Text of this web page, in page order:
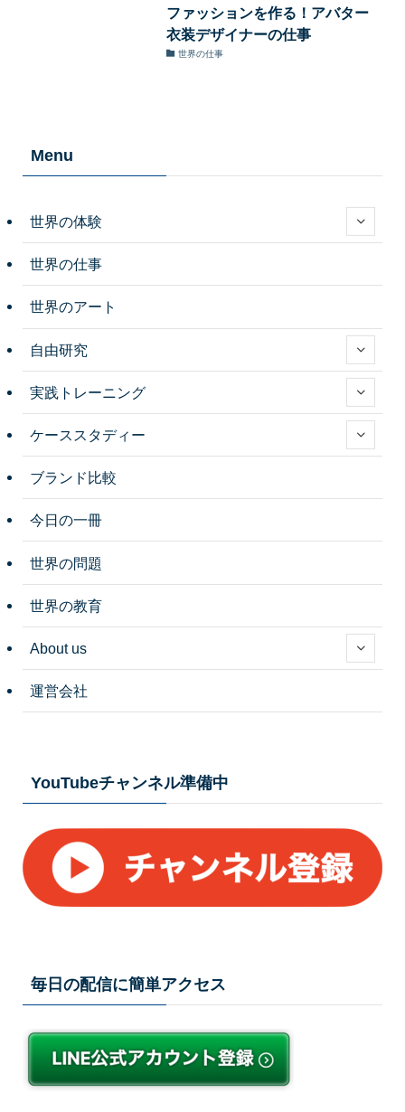
ファッションを作る！アバター
衣装デザイナーの仕事
世界の仕事
Menu
世界の体験
世界の仕事
世界のアート
自由研究
実践トレーニング
ケーススタディー
ブランド比較
今日の一冊
世界の問題
世界の教育
About us
運営会社
YouTubeチャンネル準備中
毎日の配信に簡単アクセス